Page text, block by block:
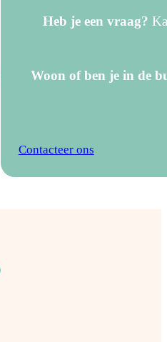
Heb je een vraag?
Woon of ben je in de
Contacteer ons